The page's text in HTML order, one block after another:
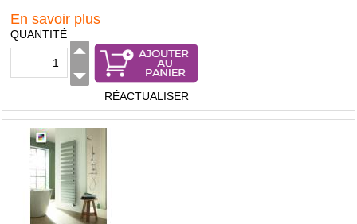
En savoir plus
QUANTITÉ
RÉACTUALISER